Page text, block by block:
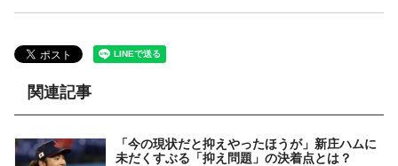
関連記事
「今の現状だと抑えやったほうが」新庄ハムに
未だくすぶる「抑え問題」の決着点とは？